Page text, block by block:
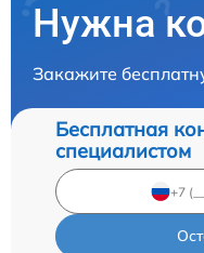
Нужна
Закажите
Бесплатная
специалистом